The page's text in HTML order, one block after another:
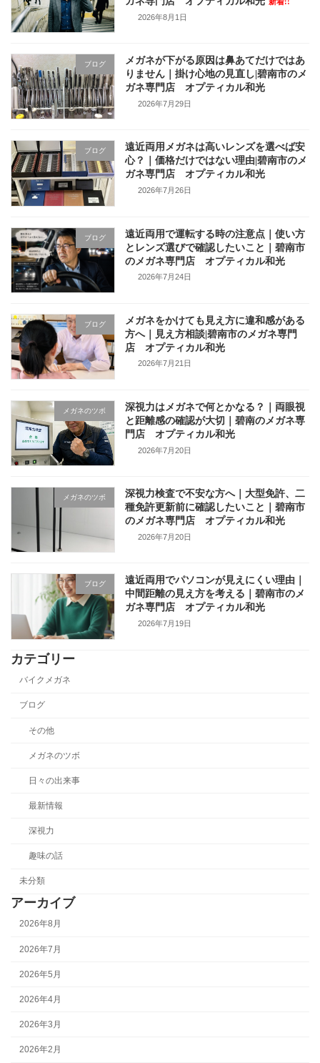
2026年8月1日
ブログ
メガネが下がる原因は鼻あてだけではあ
りません｜掛け心地の見直し|碧南市のメ
ガネ専門店 オプティカル和光
2026年7月29日
ブログ
遠近両用メガネは高いレンズを選べば安
心？｜価格だけではない理由|碧南市のメ
ガネ専門店 オプティカル和光
2026年7月26日
ブログ
遠近両用で運転する時の注意点｜使い方
とレンズ選びで確認したいこと｜碧南市
のメガネ専門店 オプティカル和光
2026年7月24日
ブログ
メガネをかけても見え方に違和感がある
方へ｜見え方相談|碧南市のメガネ専門
店 オプティカル和光
2026年7月21日
メガネのツボ
深視力はメガネで何とかなる？｜両眼視
と距離感の確認が大切｜碧南のメガネ専
門店 オプティカル和光
2026年7月20日
メガネのツボ
深視力検査で不安な方へ｜大型免許、二
種免許更新前に確認したいこと｜碧南市
のメガネ専門店 オプティカル和光
2026年7月20日
ブログ
遠近両用でパソコンが見えにくい理由｜
中間距離の見え方を考える｜碧南市のメ
ガネ専門店 オプティカル和光
2026年7月19日
カテゴリー
バイクメガネ
ブログ
その他
メガネのツボ
日々の出来事
最新情報
深視力
趣味の話
未分類
アーカイブ
2026年8月
2026年7月
2026年5月
2026年4月
2026年3月
2026年2月